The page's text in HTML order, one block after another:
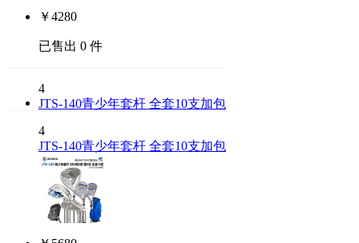
￥4280
已售出 0 件
4
JTS-140青少年套杆 全套10支加包
4
JTS-140青少年套杆 全套10支加包